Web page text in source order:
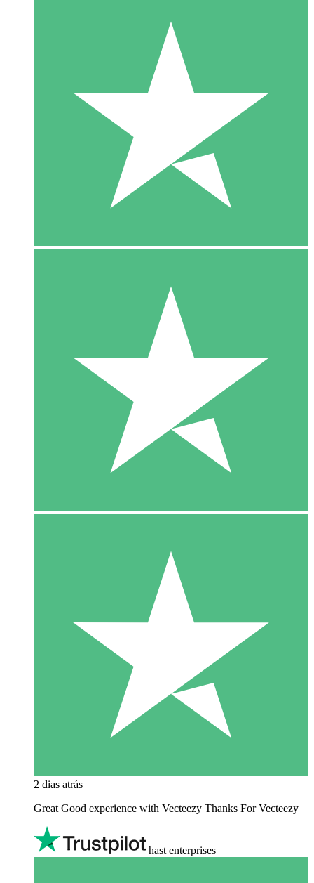
2 dias atrás
Great Good experience with Vecteezy Thanks For Vecteezy
hast enterprises